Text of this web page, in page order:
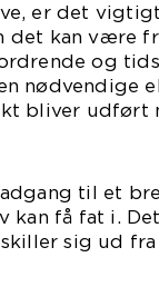
er det
det kan være
og
nødvendige
bliver udført
til et
kan få fat i.
sig ud